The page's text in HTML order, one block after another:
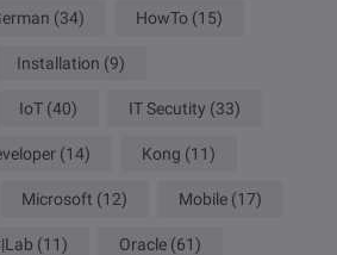
(34) HowTo (15)
Installation (9)
IoT (40) IT Secutity (33)
(14) Kong (11)
Microsoft (12) Mobile (17)
(11) Oracle (61)